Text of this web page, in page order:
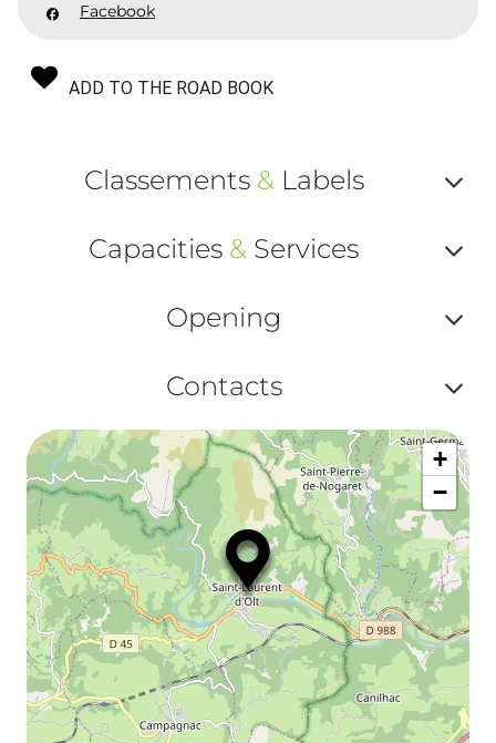
Facebook
ADD TO THE ROAD BOOK
Classements &Labels
ou
Capacities & Services
ou
Opening
ou
et
Contacts
ou
+
−